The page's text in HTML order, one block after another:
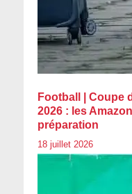
Football | Coupe
2026 : les
préparation
18 juillet 2026